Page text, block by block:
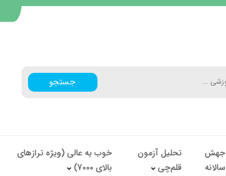
جستجو
جهش
سالانه
تحلیل آزمون
قلم‌چی
خوب به عالی (ویژه ترازهای
بالای 7000)